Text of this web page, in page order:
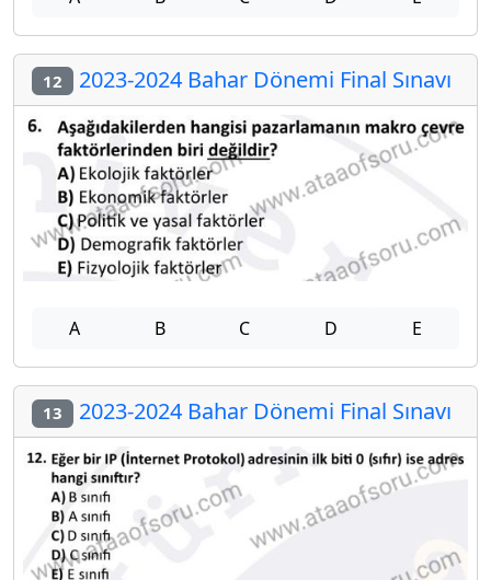
12 2023-2024 Bahar Dönemi Final Sınavı
A B C D E
13 2023-2024 Bahar Dönemi Final Sınavı